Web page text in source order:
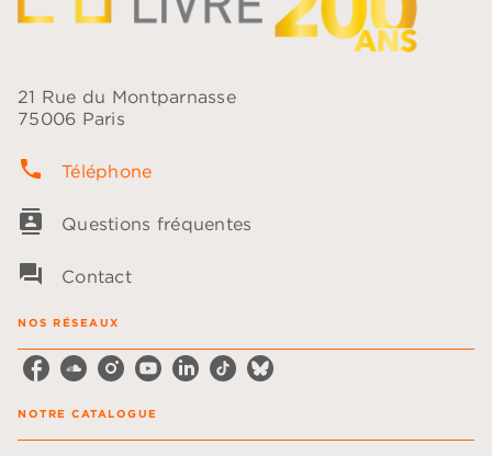
21 Rue du Montparnasse
75006 Paris
phone Téléphone
contacts Questions fréquentes
question_answer Contact
NOS RÉSEAUX
NOTRE CATALOGUE